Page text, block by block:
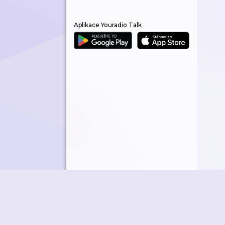
Aplikace Youradio Talk